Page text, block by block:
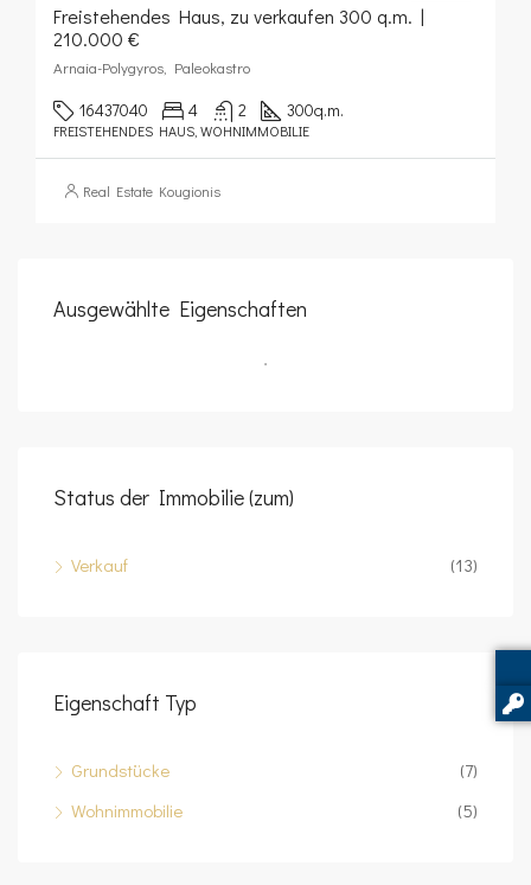
Freistehendes Haus, zu verkaufen 300 q.m. |
210.000 €
Arnaia-Polygyros, Paleokastro
16437040 4 2 300q.m.
FREISTEHENDES HAUS, WOHNIMMOBILIE
Real Estate Kougionis
Ausgewählte Eigenschaften
Status der Immobilie (zum)
Verkauf (13)
Eigenschaft Typ
Grundstücke
(7)
Wohnimmobilie
(5)